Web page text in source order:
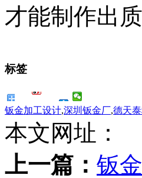
才能制作出
标签
钣金加工设计,深圳钣金厂,德天
本文网址：
上一篇： 钣